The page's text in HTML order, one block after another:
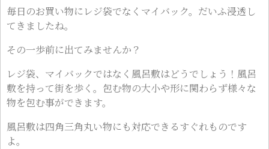
毎日のお買い物にレジ袋でなくマイバック。だいふ浸透し
てきましたね。
その一歩前に出てみませんか？
レジ袋、マイバックではなく風呂敷はどうでしょう！風呂
敷を持って街を歩く。包む物の大小や形に関わらず様々な
物を包む事ができます。
風呂敷は四角三角丸い物にも対応できるすぐれものです
よ。